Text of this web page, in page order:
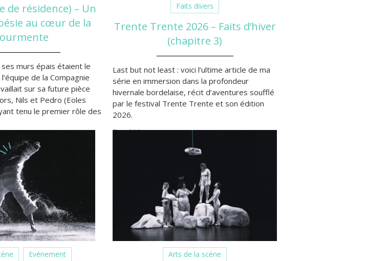
de résidence) – Un
au cœur de la
ses murs épais étaient le
de la Compagnie
sur sa future pièce
Nils et Pedro (Eoles
tenu le premier rôle des
son équipe conviaient le 19
bordelais.es…
Faits divers
Trente Trente 2026 – Faits d’hiver
(chapitre 3)
Last but not least : voici l’ultime article de ma
série en immersion dans la profondeur
hivernale bordelaise, récit d’aventures soufflé
par le festival Trente Trente et son édition
2026.
Read More »
Evénement
Arts de la scène